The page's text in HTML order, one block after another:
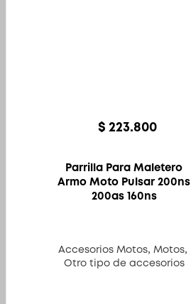
$ 223.800
Parrilla Para Maletero
Armo Moto Pulsar 200ns
200as 160ns
Accesorios Motos, Motos,
Otro tipo de accesorios